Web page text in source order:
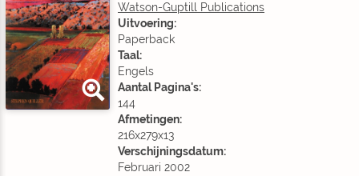
Watson-Guptill Publications
Uitvoering:
Paperback
Taal:
Engels
Aantal Pagina's:
144
Afmetingen:
216x279x13
Verschijningsdatum:
Februari 2002